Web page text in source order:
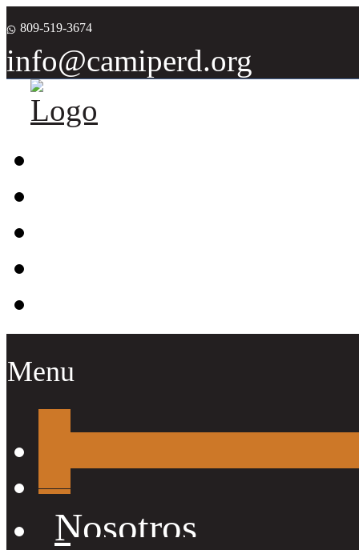
809-519-3674
info@camiperd.org
Menu
Nosotros